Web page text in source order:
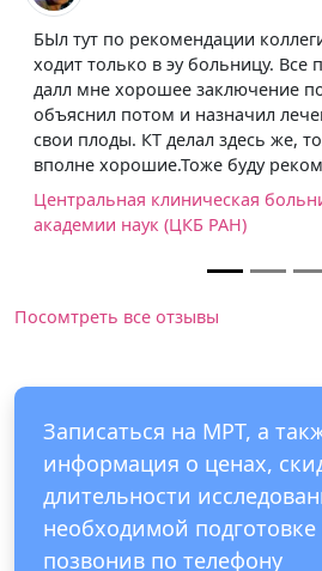
БЫл тут по рекомендации
ходит только в эу больницу. Все
далл мне хорошее заключение
объяснил потом и назначил
свои плоды. КТ делал здесь же,
вполне хорошие.Тоже буду
Центральная клиническая
академии наук (ЦКБ РАН)
Записаться на МРТ, а
информация о ценах,
длительности
необходимой подготовке